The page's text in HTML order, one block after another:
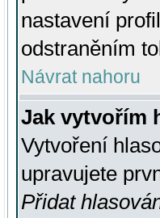
nastavení
odstraněním
Návrat nahoru
Jak vytvořím
Vytvoření
upravujete
Přidat